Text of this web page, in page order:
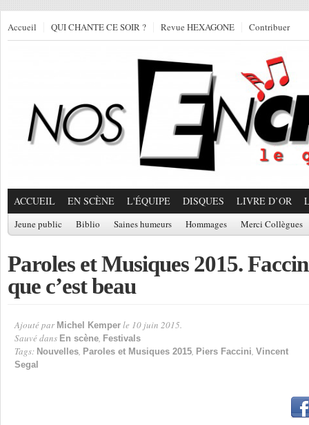
Accueil QUI CHANTE CE SOIR ? Revue HEXAGONE Contribuer
ACCUEIL EN SCÈNE L'ÉQUIPE DISQUES LIVRE D’OR
Jeune public Biblio Saines humeurs Hommages Merci Collègues
Paroles et Musiques 2015.
que c’est beau
Ajouté par Michel Kemper le 10 juin 2015.
Sauvé dans En scène, Festivals
Tags: Nouvelles, Paroles et Musiques 2015, Piers Faccini, Vincent
Segal